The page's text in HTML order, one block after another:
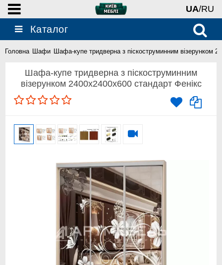
UA/RU
Каталог
Головна Шафи Шафа-купе тридверна з піскоструминним візерунком
Шафа-купе тридверна з піскоструминним
візерунком 2400x2400x600 стандарт Фенікс